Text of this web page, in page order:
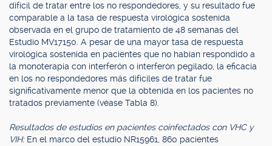
difícil de tratar entre los no respondedores, y su resultado fue
comparable a la tasa de respuesta virológica sostenida
observada en el grupo de tratamiento de 48 semanas del
Estudio MV17150. A pesar de una mayor tasa de respuesta
virológica sostenida en pacientes que no habían respondido a
la monoterapia con interferón o interferón pegilado, la eficacia
en los no respondedores más difíciles de tratar fue
significativamente menor que la obtenida en los pacientes no
tratados previamente (véase Tabla 8).
Resultados de estudios en pacientes coinfectados con VHC y
VIH: En el marco del estudio NR15961, 860 pacientes